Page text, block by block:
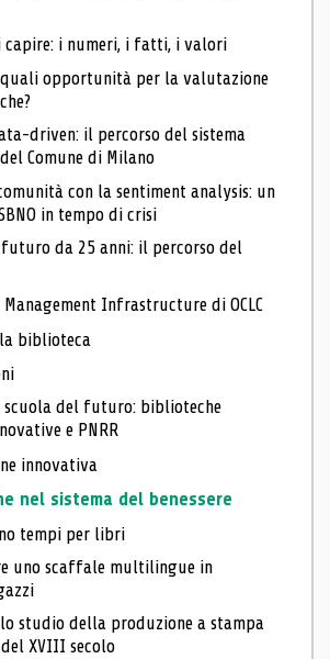
capire: i numeri, i fatti, i valori
opportunità per la valutazione
driven: il percorso del sistema
Comune di Milano
con la sentiment analysis: un
in tempo di crisi
da 25 anni: il percorso del
Infrastructure di OCLC
biblioteca
scuola del futuro: biblioteche
e PNRR
innovativa
nel sistema del benessere
tempi per libri
uno scaffale multilingue in
studio della produzione a stampa
XVIII secolo